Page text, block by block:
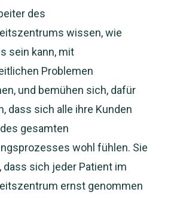
des
wissen, wie
sein kann, mit
Problemen
und bemühen sich, dafür
dass sich alle ihre Kunden
gesamten
wohl fühlen. Sie
dass sich jeder Patient im
ernst genommen